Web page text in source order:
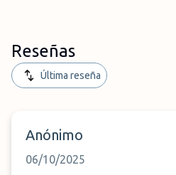
Reseñas
Última reseña
Anónimo
06/10/2025